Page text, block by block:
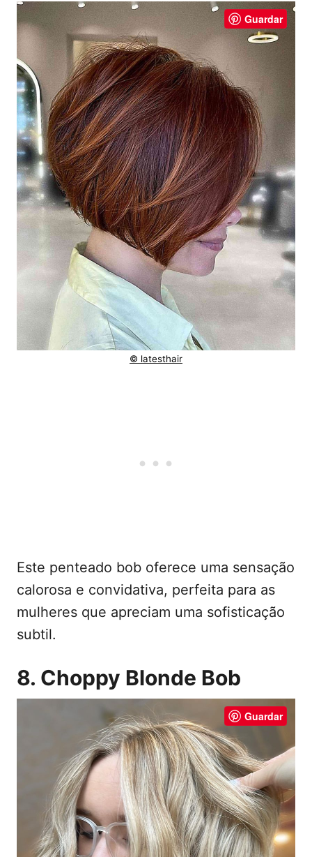
Guardar
© latesthair
Este penteado bob oferece uma sensação
calorosa e convidativa, perfeita para as
mulheres que apreciam uma sofisticação
subtil.
8. Choppy Blonde Bob
Guardar